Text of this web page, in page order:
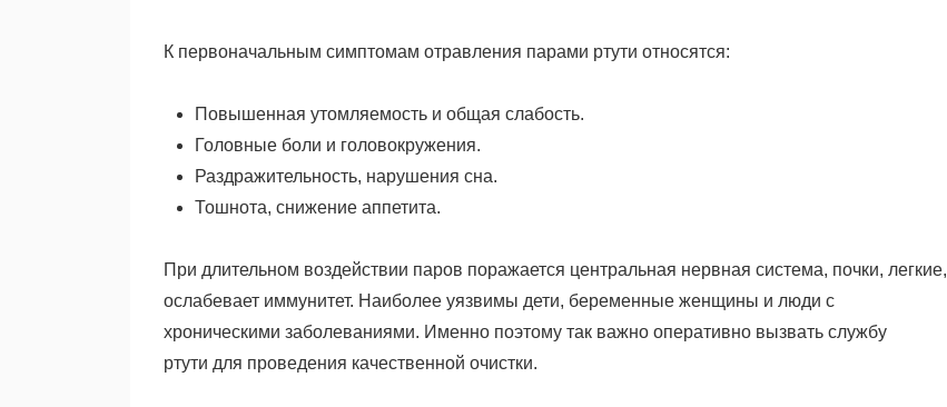
К первоначальным симптомам отравления парами ртути относятся:
Повышенная утомляемость и общая слабость.
Головные боли и головокружения.
Раздражительность, нарушения сна.
Тошнота, снижение аппетита.
При длительном воздействии паров поражается центральная нервная система, почки, легкие,
ослабевает иммунитет. Наиболее уязвимы дети, беременные женщины и люди с
хроническими заболеваниями. Именно поэтому так важно оперативно вызвать службу
ртути для проведения качественной очистки.